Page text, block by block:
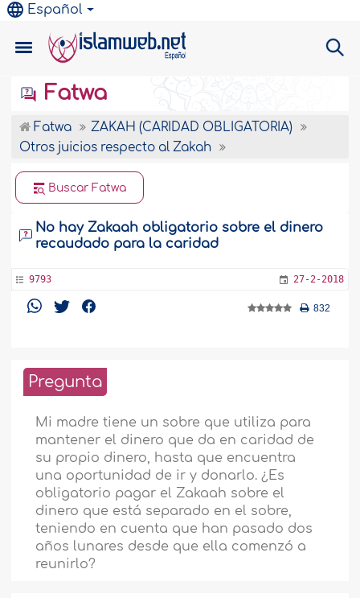
Español
Fatwa
Fatwa
ZAKAH (CARIDAD OBLIGATORIA)
Otros juicios respecto al Zakah
Buscar Fatwa
No hay Zakaah obligatorio sobre el dinero
recaudado para la caridad
9793 27-2-2018
832
Pregunta
Mi madre tiene un sobre que utiliza para
mantener el dinero que da en caridad de
su propio dinero, hasta que encuentra
una oportunidad de ir y donarlo. ¿Es
obligatorio pagar el Zakaah sobre el
dinero que está separado en el sobre,
teniendo en cuenta que han pasado dos
años lunares desde que ella comenzó a
reunirlo?